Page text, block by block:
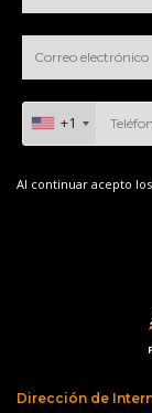
+1
Al continuar acepto los
Dirección de